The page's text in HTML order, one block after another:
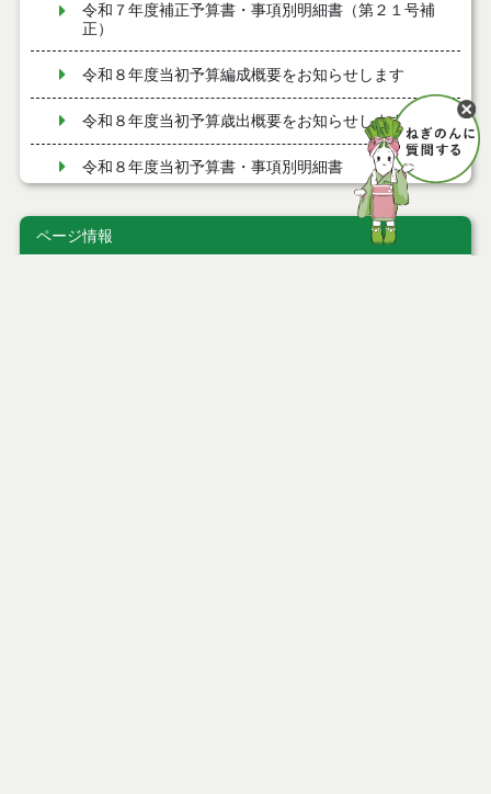
令和７年度補正予算書・事項別明細書（第２１号補
正）
令和８年度当初予算編成概要をお知らせします
令和８年度当初予算歳出概要をお知らせします
令和８年度当初予算書・事項別明細書
令和７年度補正予算書・事項別明細書（第１７号補
正）
ページ情報